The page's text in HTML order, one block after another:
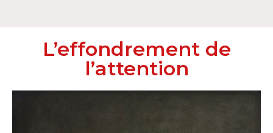
L’effondrement de
l’attention